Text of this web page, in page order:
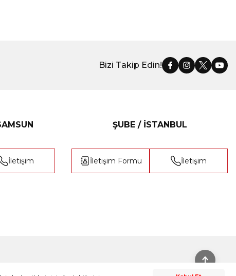
Bizi Takip Edin!
İletişim
ŞUBE / İSTANBUL
İletişim Formu İletişim